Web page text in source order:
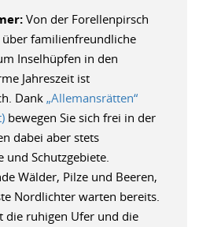
Von der Forellenpirsch
über familienfreundliche
Inselhüpfen in den
Jahreszeit ist
Dank „Allemansrätten“
bewegen Sie sich frei in der
dabei aber stets
und Schutzgebiete.
Wälder, Pilze und Beeren,
Nordlichter warten bereits.
die ruhigen Ufer und die